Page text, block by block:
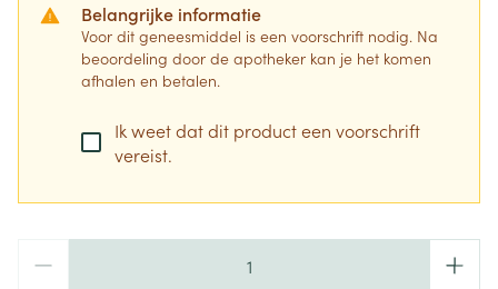
Belangrijke informatie
Voor dit geneesmiddel is een voorschrift nodig. Na
beoordeling door de apotheker kan je het komen
afhalen en betalen.
Ik weet dat dit product een voorschrift
vereist.